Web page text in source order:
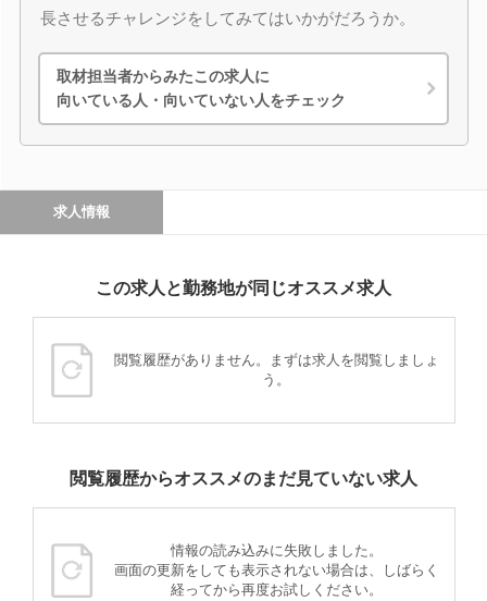
長させるチャレンジをしてみてはいかがだろうか。
取材担当者からみたこの求人に
向いている人・向いていない人をチェック
求人情報
この求人と勤務地が同じオススメ求人
閲覧履歴がありません。まずは求人を閲覧しましょ
う。
閲覧履歴からオススメのまだ見ていない求人
情報の読み込みに失敗しました。
画面の更新をしても表示されない場合は、しばらく
経ってから再度お試しください。